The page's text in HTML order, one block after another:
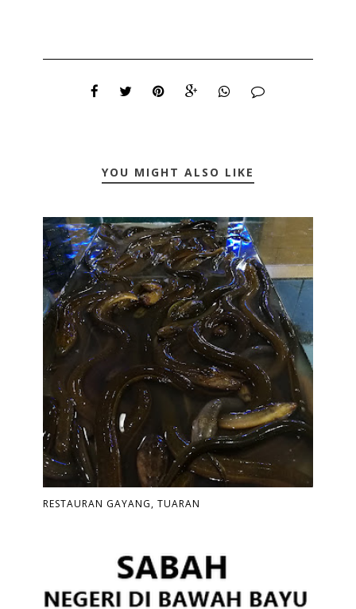
YOU MIGHT ALSO LIKE
RESTAURAN GAYANG, TUARAN